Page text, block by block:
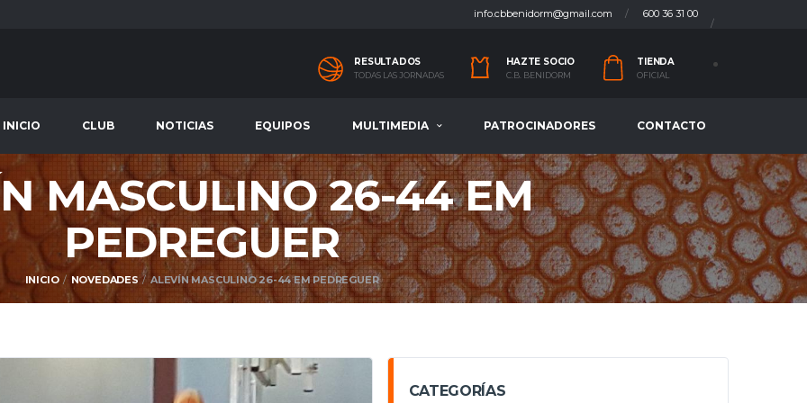
600 36 31 00
info.cbbenidorm@gmail.com
RESULTADOS
TODAS LAS JORNADAS
HAZTE SOCIO
C.B. BENIDORM
TIENDA
OFICIAL
INICIO CLUB NOTICIAS EQUIPOS MULTIMEDIA PATROCINADORES CONTACTO
MASCULINO 26-44 EM
PEDREGUER
INICIO NOVEDADES ALEVÍN MASCULINO 26-44 EM PEDREGUER
CATEGORÍAS